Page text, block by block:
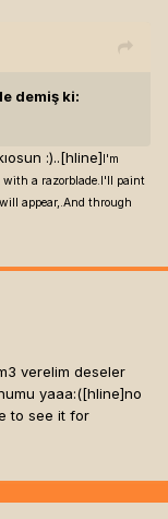
demiş ki:
:)..[hline] I'm
a razorblade.I'll paint
appear,.And through
verelim deseler
yaaa:([hline]no
to see it for